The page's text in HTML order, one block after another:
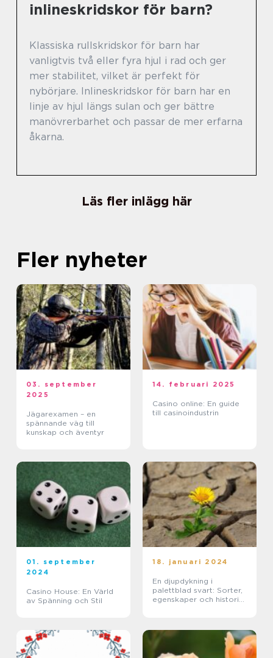
inlineskridskor för barn?
Klassiska rullskridskor för barn har
vanligtvis två eller fyra hjul i rad och ger
mer stabilitet, vilket är perfekt för
nybörjare. Inlineskridskor för barn har en
linje av hjul längs sulan och ger bättre
manövrerbarhet och passar de mer erfarna
åkarna.
Läs fler inlägg här
Fler nyheter
03. september
2025
Jägarexamen – en
spännande väg till
kunskap och äventyr
14. februari 2025
Casino online: En guide
till casinoindustrin
01. september
2024
Casino House: En Värld
av Spänning och Stil
18. januari 2024
En djupdykning i
palettblad svart: Sorter,
egenskaper och historisk